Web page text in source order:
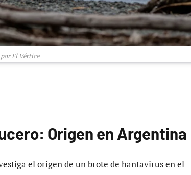
El Vértice
Origen en Argentina
el origen de un brote de hantavirus en el